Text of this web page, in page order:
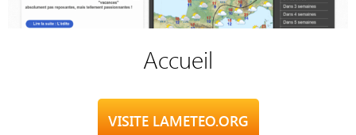
Accueil
VISITE LAMETEO.ORG